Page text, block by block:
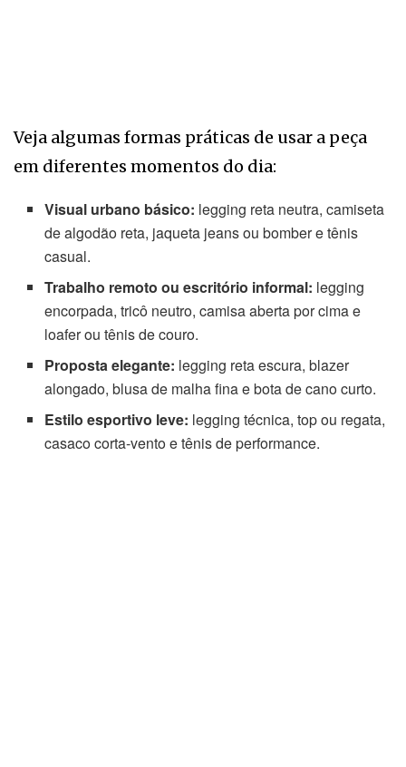
Veja algumas formas práticas de usar a peça
em diferentes momentos do dia:
Visual urbano básico: legging reta neutra, camiseta
de algodão reta, jaqueta jeans ou bomber e tênis
casual.
Trabalho remoto ou escritório informal: legging
encorpada, tricô neutro, camisa aberta por cima e
loafer ou tênis de couro.
Proposta elegante: legging reta escura, blazer
alongado, blusa de malha fina e bota de cano curto.
Estilo esportivo leve: legging técnica, top ou regata,
casaco corta-vento e tênis de performance.